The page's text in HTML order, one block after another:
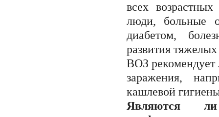
всех
люди, больные
диабетом,
развития
ВОЗ рекомендует
заражения,
кашлевой
Являются